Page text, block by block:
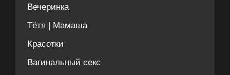
Вечеринка
Тётя | Мамаша
Красотки
Вагинальный секс